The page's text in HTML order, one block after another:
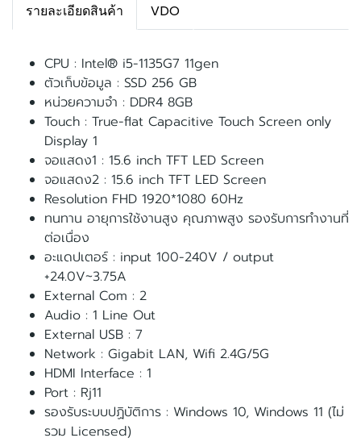
รายละเอียดสินค้า VDO
CPU : Intel® i5-1135G7 11gen
ตัวเก็บข้อมูล : SSD 256 GB
หน่วยความจำ : DDR4 8GB
Touch : True-flat Capacitive Touch Screen only
Display 1
จอแสดง1 : 15.6 inch TFT LED Screen
จอแสดง2 : 15.6 inch TFT LED Screen
Resolution FHD 1920*1080 60Hz
ทนทาน อายุการใช้งานสูง คุณภาพสูง รองรับการทำงานที่
ต่อเนื่อง
อะแดปเตอร์ : input 100-240V / output
+24.0V~3.75A
External Com : 2
Audio : 1 Line Out
External USB : 7
Network : Gigabit LAN, Wifi 2.4G/5G
HDMI Interface : 1
Port : Rj11
รองรับระบบปฏิบัติการ : Windows 10, Windows 11 (ไม่
รวม Licensed)